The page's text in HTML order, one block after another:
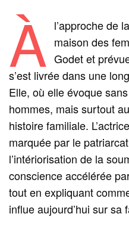
À l’approche de
maison des
Godet et
s’est livrée dans une
Elle, où elle évoque
hommes, mais surtout
histoire familiale.
marquée par le
l’intériorisation de la
conscience accélérée
tout en expliquant
influe aujourd’hui sur sa